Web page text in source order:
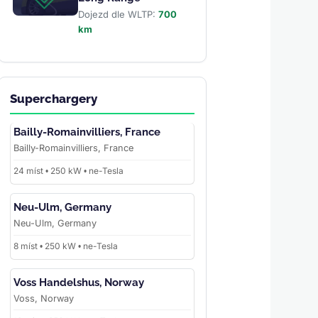
Dojezd dle WLTP: 700
km
Superchargery
Bailly-Romainvilliers, France
Bailly-Romainvilliers, France
24 míst • 250 kW • ne-Tesla
Neu-Ulm, Germany
Neu-Ulm, Germany
8 míst • 250 kW • ne-Tesla
Voss Handelshus, Norway
Voss, Norway